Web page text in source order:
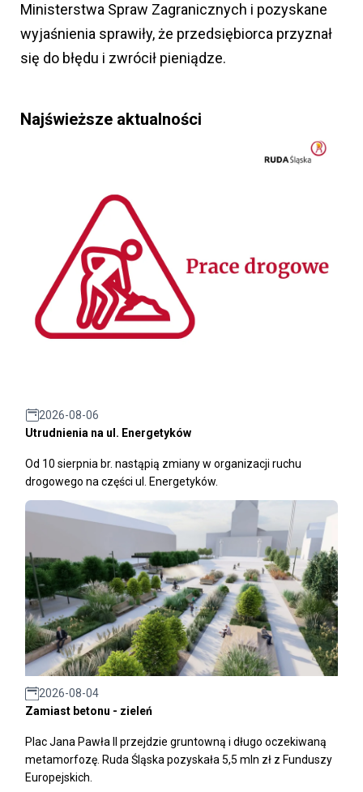
Ministerstwa Spraw Zagranicznych i pozyskane
wyjaśnienia sprawiły, że przedsiębiorca przyznał
się do błędu i zwrócił pieniądze.
Najświeższe aktualności
2026-08-06
Utrudnienia na ul. Energetyków
Od 10 sierpnia br. nastąpią zmiany w organizacji ruchu
drogowego na części ul. Energetyków.
2026-08-04
Zamiast betonu - zieleń
Plac Jana Pawła II przejdzie gruntowną i długo oczekiwaną
metamorfozę. Ruda Śląska pozyskała 5,5 mln zł z Funduszy
Europejskich.